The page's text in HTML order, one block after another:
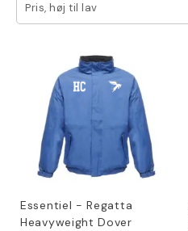
Pris, høj til lav
Essentiel - Regatta
Heavyweight Dover